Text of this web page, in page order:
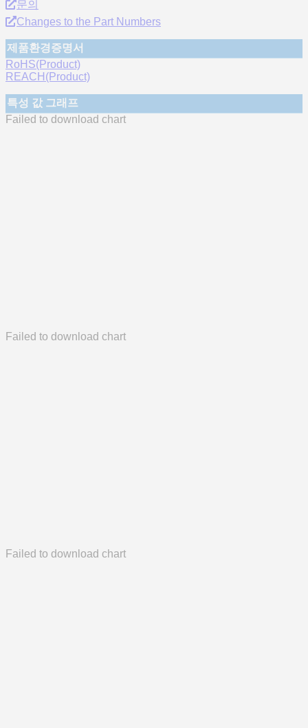
문의
Changes to the Part Numbers
제품환경증명서
RoHS(Product)
REACH(Product)
특성 값 그래프
Failed to download chart
Failed to download chart
Failed to download chart